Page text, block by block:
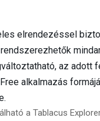
elrendezéssel
az
alkalmazás
a Tablacus